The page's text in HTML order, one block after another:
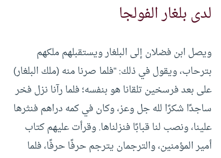
لدى بلغار الفولجا
ويصل ابن فضلان إلى البلغار ويستقبلهم ملكهم
بترحاب، ويقول في ذلك: “فلما صرنا منه (ملك البلغار)
على بعد فرسخين تلقانا هو بنفسه؛ فلما رآنا نزل فخر
ساجدًا شكرًا لله جل وعز، وكان في كمه دراهم فنثرها
علينا، ونصب لنا قبابًا فنزلناها. وقرأت عليهم كتاب
أمير المؤمنين، والترجمان يترجم حرفًا حرفًا، فلما